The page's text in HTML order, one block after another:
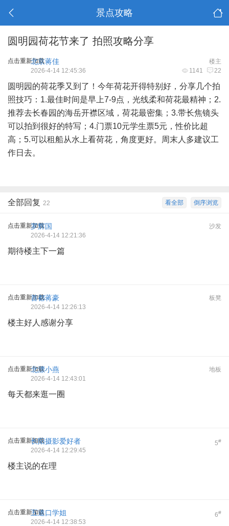
景点攻略
圆明园荷花节来了 拍照攻略分享
点击重新加载 楼主
北京蒋佳
1141 22
2026-4-14 12:45:36
圆明园的荷花季又到了！今年荷花开得特别好，分享几个拍
照技巧：1.最佳时间是早上7-9点，光线柔和荷花最精神；2.
推荐去长春园的海岳开襟区域，荷花最密集；3.带长焦镜头
可以拍到很好的特写；4.门票10元学生票5元，性价比超
高；5.可以租船从水上看荷花，角度更好。周末人多建议工
作日去。
倒序浏览
看全部
全部回复 22
点击重新加载 沙发
罗辉国
2026-4-14 12:21:36
期待楼主下一篇
点击重新加载 板凳
首都蒋豪
2026-4-14 12:26:13
楼主好人感谢分享
点击重新加载 地板
北漂小燕
2026-4-14 12:43:01
每天都来逛一圈
点击重新加载 5#
长阳摄影爱好者
2026-4-14 12:29:45
楼主说的在理
点击重新加载 6#
五道口学姐
2026-4-14 12:38:53